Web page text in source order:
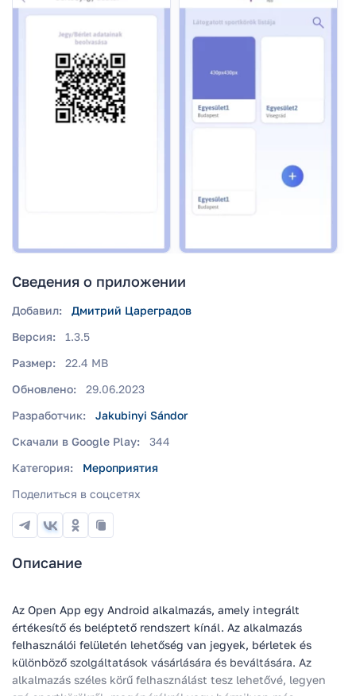
Сведения о приложении
Добавил:
Дмитрий Цареградов
Версия:
1.3.5
Размер:
22.4 MB
Обновлено:
29.06.2023
Разработчик:
Jakubinyi Sándor
Скачали в Google Play:
344
Категория:
Мероприятия
Поделиться в соцсетях
Описание
Az Open App egy Android alkalmazás, amely integrált
értékesítő és beléptető rendszert kínál. Az alkalmazás
felhasználói felületén lehetőség van jegyek, bérletek és
különböző szolgáltatások vásárlására és beváltására. Az
alkalmazás széles körű felhasználást tesz lehetővé, legyen